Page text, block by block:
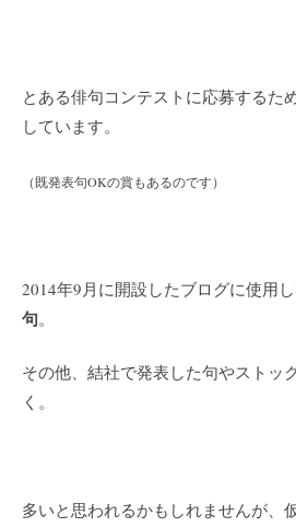
とある俳句コンテストに応募するた
しています。
（既発表句OKの賞もあるのです）
2014年9月に開設したブログに使用
句。
その他、結社で発表した句やストッ
く。
多いと思われるかもしれませんが、